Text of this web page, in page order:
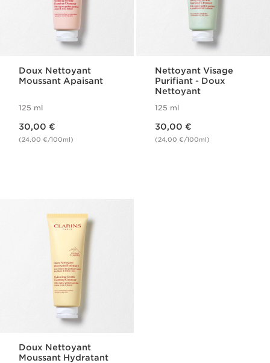
Doux Nettoyant
Moussant Apaisant
125 ml
30,00 €
(24,00 €/100ml)
Nettoyant Visage
Purifiant​ - Doux
Nettoyant
125 ml
30,00 €
(24,00 €/100ml)
Doux Nettoyant
Moussant Hydratant